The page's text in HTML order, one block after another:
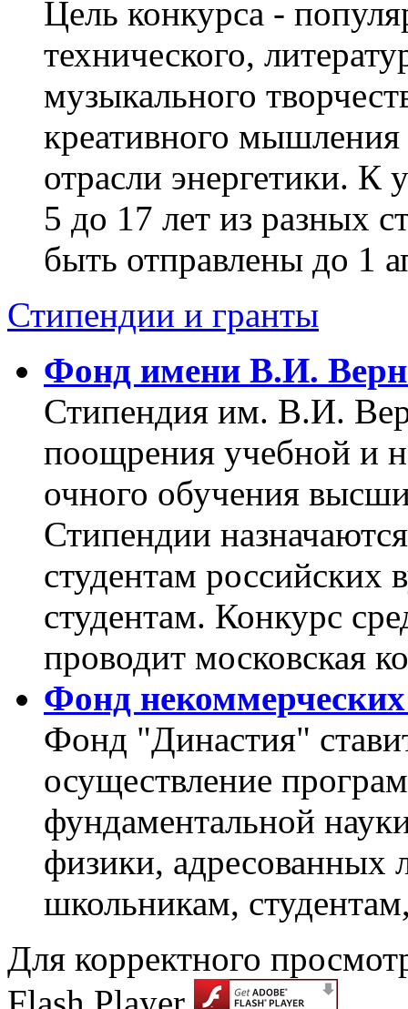
Цель конкурса -
технического,
музыкального
креативного
отрасли энергетики. К
5 до 17 лет из разных
быть отправлены до 1
Стипендии и гранты
Фонд имени В.И.
Стипендия им. В.И.
поощрения учебной и
очного обучения
Стипендии
студентам российских
студентам. Конкурс
проводит московская
Фонд
Фонд "Династия"
осуществление
фундаментальной
физики, адресованных
школьникам,
Для корректного